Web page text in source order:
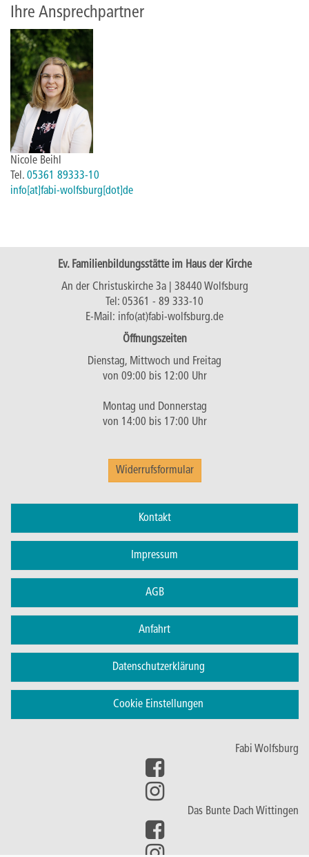
Ihre Ansprechpartner
Nicole Beihl
Tel. 05361 89333-10
info[at]fabi-wolfsburg[dot]de
Ev. Familienbildungsstätte im Haus der Kirche
An der Christuskirche 3a | 38440 Wolfsburg
Tel: 05361 - 89 333-10
E-Mail: info(at)fabi-wolfsburg.de
Öffnungszeiten
Dienstag, Mittwoch und Freitag
von 09:00 bis 12:00 Uhr
Montag und Donnerstag
von 14:00 bis 17:00 Uhr
Widerrufsformular
Kontakt
Impressum
AGB
Anfahrt
Datenschutzerklärung
Cookie Einstellungen
Fabi Wolfsburg
Das Bunte Dach Wittingen